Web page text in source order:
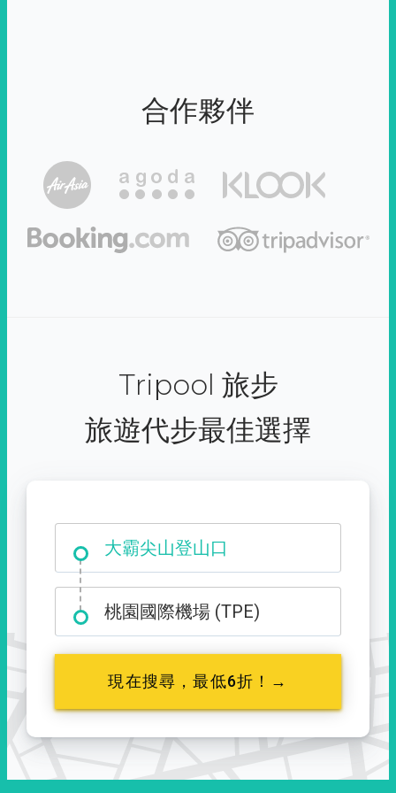
合作夥伴
Tripool 旅步
旅遊代步最佳選擇
大霸尖山登山口
桃園國際機場 (TPE)
現在搜尋，最低6折！→